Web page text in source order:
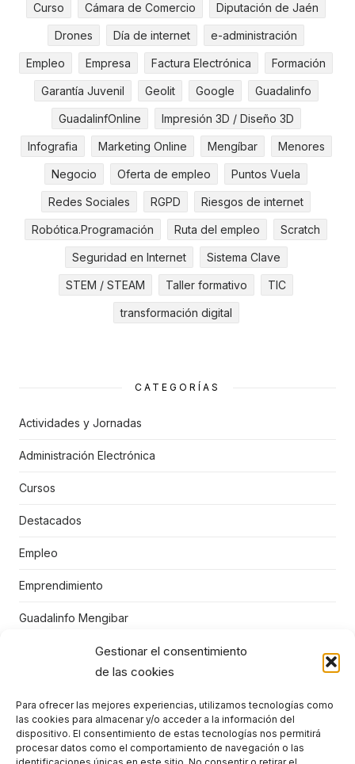
Gestionar el consentimiento
de las cookies
Para ofrecer las mejores experiencias, utilizamos tecnologías como
las cookies para almacenar y/o acceder a la información del
dispositivo. El consentimiento de estas tecnologías nos permitirá
procesar datos como el comportamiento de navegación o las
Curso Cámara de Comercio Diputación de Jaén
Drones Día de internet e-administración
Empleo Empresa Factura Electrónica Formación
Garantía Juvenil Geolit Google Guadalinfo
GuadalinfOnline Impresión 3D / Diseño 3D
Infografia Marketing Online Mengíbar Menores
Negocio Oferta de empleo Puntos Vuela
Redes Sociales RGPD Riesgos de internet
Robótica.Programación Ruta del empleo Scratch
Seguridad en Internet Sistema Clave
STEM / STEAM Taller formativo TIC
transformación digital
CATEGORÍAS
Actividades y Jornadas
Administración Electrónica
Cursos
Destacados
Empleo
Emprendimiento
Guadalinfo Mengibar
Juegos educativos
Niños
Punto Vuela Mengíbar